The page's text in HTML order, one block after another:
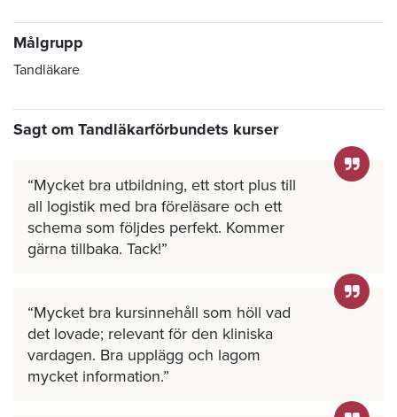
Målgrupp
Tandläkare
Sagt om Tandläkarförbundets kurser
Mycket bra utbildning, ett stort plus till
all logistik med bra föreläsare och ett
schema som följdes perfekt. Kommer
gärna tillbaka. Tack!
Mycket bra kursinnehåll som höll vad
det lovade; relevant för den kliniska
vardagen. Bra upplägg och lagom
mycket information.